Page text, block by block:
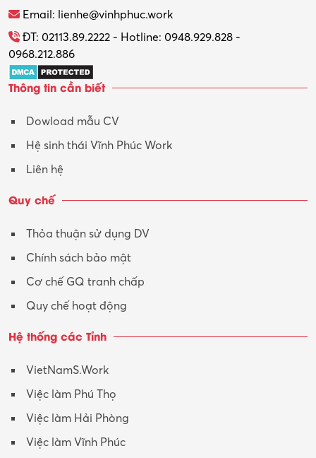
Tổ chức sự kiện – Quà tặng
Trợ lý
Tư vấn
Tư vấn – Kiến trúc
Y tế-Dược
Email: lienhe@vinhphuc.work
ĐT: 02113.89.2222 - Hotline: 0948.929.828 -
0968.212.886
Thông tin cần biết
Dowload mẫu CV
Hệ sinh thái Vĩnh Phúc Work
Liên hệ
Quy chế
Thỏa thuận sử dụng DV
Chính sách bảo mật
Cơ chế GQ tranh chấp
Quy chế hoạt động
Hệ thống các Tỉnh
VietNamS.Work
Việc làm Phú Thọ
Việc làm Hải Phòng
Việc làm Vĩnh Phúc